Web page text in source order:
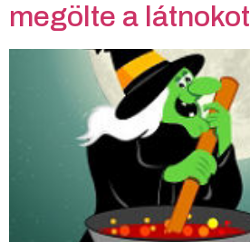
megölte a látnokot